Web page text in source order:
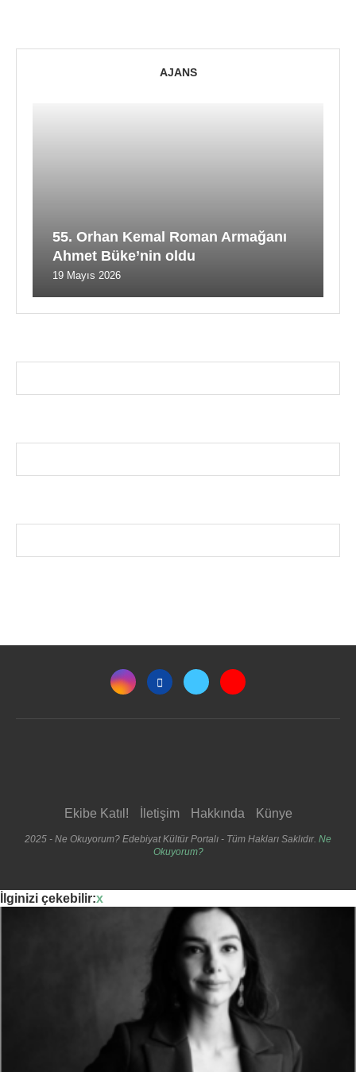
AJANS
55. Orhan Kemal Roman Armağanı
Ahmet Büke’nin oldu
19 Mayıs 2026
Ekibe Katıl! İletişim Hakkında Künye
2025 - Ne Okuyorum? Edebiyat Kültür Portalı - Tüm Hakları Saklıdır. Ne
Okuyorum?
İlginizi çekebilir:x